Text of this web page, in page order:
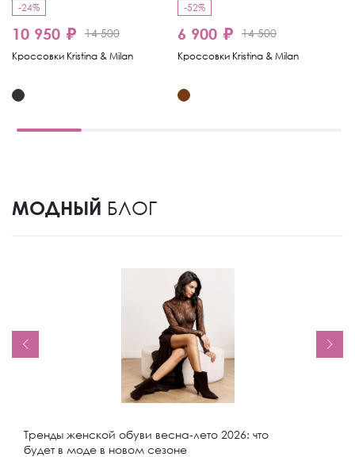
-24%
10 950 ₽ 14 500
Кроссовки Kristina & Milan
-52%
6 900 ₽ 14 500
Кроссовки Kristina & Milan
МОДНЫЙ БЛОГ
Тренды женской обуви весна-лето 2026: что
будет в моде в новом сезоне